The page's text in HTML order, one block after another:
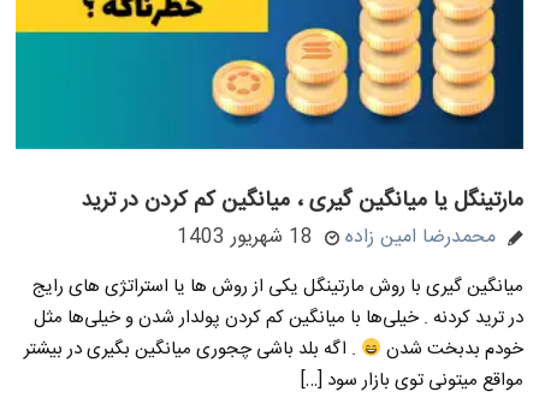
مارتینگل یا میانگین گیری ، میانگین کم کردن در ترید
محمدرضا امین زاده 18 شهریور 1403
میانگین گیری با روش مارتینگل یکی از روش ها یا استراتژی های رایج
در ترید کردنه . خیلی‌ها با میانگین کم کردن پولدار شدن و خیلی‌ها مثل
خودم بدبخت شدن
. اگه بلد باشی چجوری میانگین بگیری در بیشتر
مواقع میتونی توی بازار سود […]